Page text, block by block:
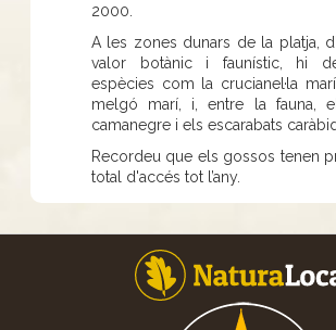
2000.
A les zones dunars de la platja,
valor botànic i faunístic, hi
espècies com la crucianel·la
melgó marí, i, entre la fauna,
camanegre i els escarabats
Recordeu que els gossos tenen
total d'accés tot l’any.